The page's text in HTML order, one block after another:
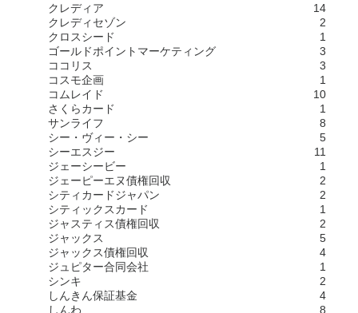
クレディア
14
クレディセゾン
2
クロスシード
1
ゴールドポイントマーケティング
3
ココリス
3
コスモ企画
1
コムレイド
10
さくらカード
1
サンライフ
8
シー・ヴィー・シー
5
シーエスジー
11
ジェーシービー
1
ジェーピーエヌ債権回収
2
シティカードジャパン
2
シティックスカード
1
ジャスティス債権回収
2
ジャックス
5
ジャックス債権回収
4
ジュピター合同会社
1
シンキ
2
しんきん保証基金
4
しんわ
8